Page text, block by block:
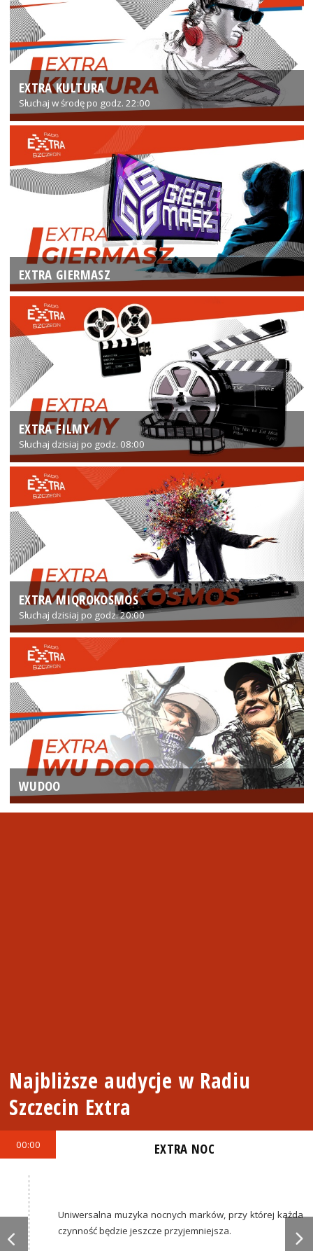
EXTRA KULTURA
Słuchaj w środę po godz. 22:00
EXTRA GIERMASZ
EXTRA FILMY
Słuchaj dzisiaj po godz. 08:00
EXTRA MIQROKOSMOS
Słuchaj dzisiaj po godz. 20:00
WUDOO
Najbliższe audycje w Radiu
Szczecin Extra
00:00 EXTRA NOC
Uniwersalna muzyka nocnych marków, przy której każda
czynność będzie jeszcze przyjemniejsza.